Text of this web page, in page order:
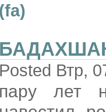
(fa)
Posted Втр,
пару лет